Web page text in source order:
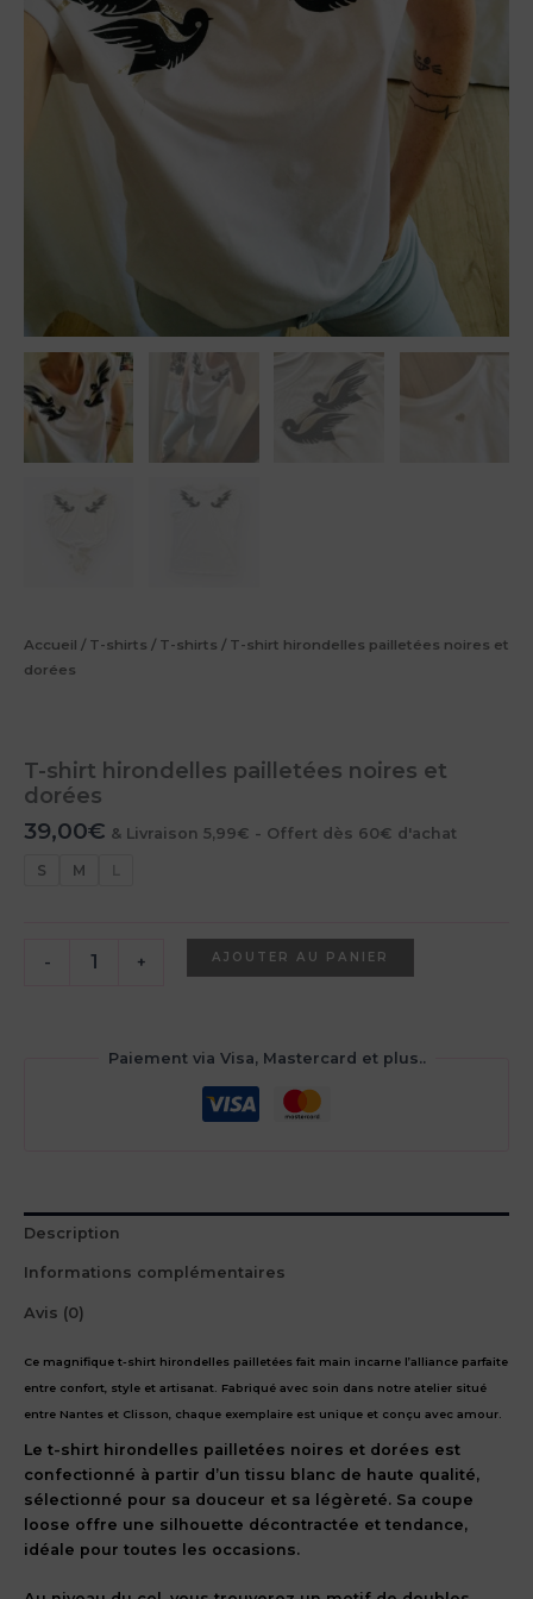
Accueil / T-shirts / T-shirts / T-shirt hirondelles pailletées noires et
dorées
T-shirt hirondelles pailletées noires et
dorées
39,00€ & Livraison 5,99€ - Offert dès 60€ d'achat
S M
- + AJOUTER AU PANIER
Paiement via Visa, Mastercard et plus..
Description
Informations complémentaires
Avis (0)
Ce magnifique t-shirt hirondelles pailletées fait main incarne l’alliance parfaite
entre confort, style et artisanat. Fabriqué avec soin dans notre atelier situé
entre Nantes et Clisson, chaque exemplaire est unique et conçu avec amour.
Le t-shirt hirondelles pailletées noires et dorées est
confectionné à partir d’un tissu blanc de haute qualité,
sélectionné pour sa douceur et sa légèreté. Sa coupe
loose offre une silhouette décontractée et tendance,
idéale pour toutes les occasions.